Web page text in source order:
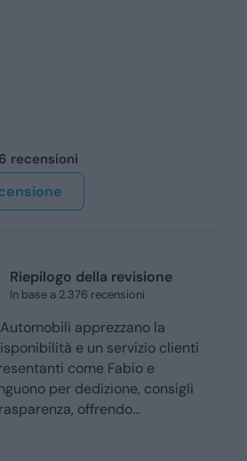
recensioni
Riepilogo della revisione
In base a 2.376 recensioni
apprezzano la
e un servizio clienti
come Fabio e
per dedizione, consigli
offrendo
accogliente. Broker
consigliato dai clienti fedeli,